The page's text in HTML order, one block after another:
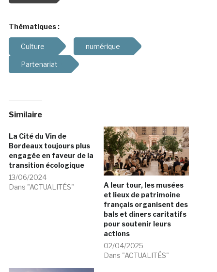
Thématiques :
Culture numérique
Partenariat
Similaire
La Cité du Vin de
Bordeaux toujours plus
engagée en faveur de la
transition écologique
13/06/2024
Dans "ACTUALITÉS"
A leur tour, les musées
et lieux de patrimoine
français organisent des
bals et diners caritatifs
pour soutenir leurs
actions
02/04/2025
Dans "ACTUALITÉS"